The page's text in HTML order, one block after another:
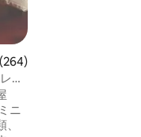
264件、5つ星中4.88つ
ン